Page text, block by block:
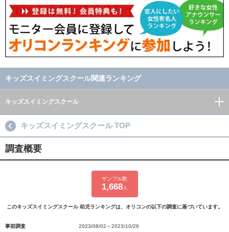
キッズスイミングスクール関連ランキング
キッズスイミングスクール
キッズスイミングスクール TOP
調査概要
サンプル数
1,668人
このキッズスイミングスクール 幼児ランキングは、オリコンの以下の調査に基づいています。
事前調査
2023/08/02～2023/10/26